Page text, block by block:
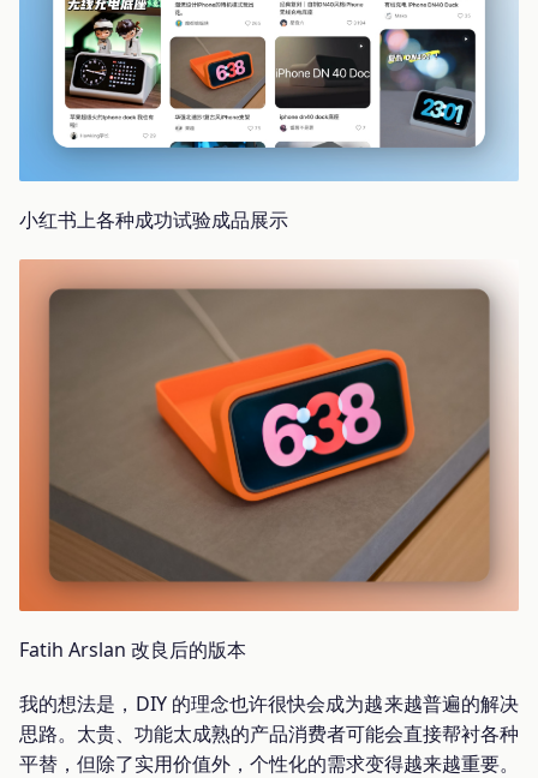
小红书上各种成功试验成品展示
Fatih Arslan 改良后的版本
我的想法是，DIY 的理念也许很快会成为越来越普遍的解决
思路。太贵、功能太成熟的产品消费者可能会直接帮衬各种
平替，但除了实用价值外，个性化的需求变得越来越重要。